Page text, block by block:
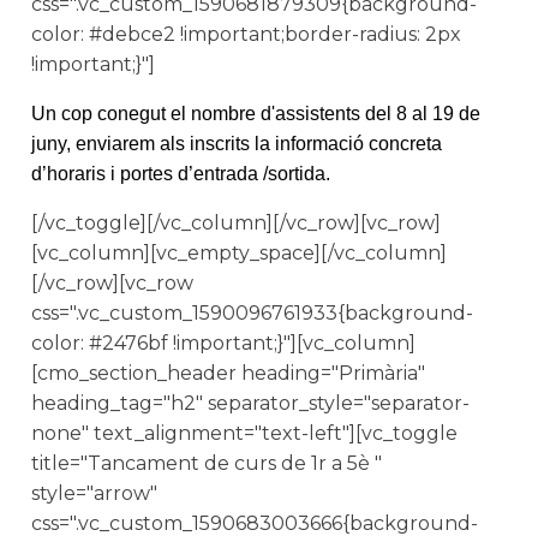
color: #debce2 !important;border-radius: 2px
!important;}"]
Un cop conegut el nombre d'assistents del 8 al 19 de
juny, enviarem als inscrits la informació concreta
d’horaris i portes d’entrada /sortida.
[/vc_toggle][/vc_column][/vc_row][vc_row]
[vc_column][vc_empty_space][/vc_column]
[/vc_row][vc_row
css=".vc_custom_1590096761933{background-
color: #2476bf !important;}"][vc_column]
[cmo_section_header heading="Primària"
heading_tag="h2" separator_style="separator-
none" text_alignment="text-left"][vc_toggle
title="Tancament de curs de 1r a 5è "
style="arrow"
css=".vc_custom_1590683003666{background-